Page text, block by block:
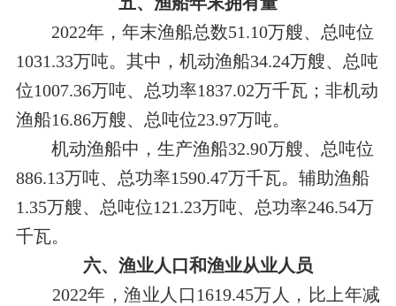
2022年，年末渔船总数51.10万艘、总吨位
1031.33万吨。其中，机动渔船34.24万艘、总吨
位1007.36万吨、总功率1837.02万千瓦；非机动
渔船16.86万艘、总吨位23.97万吨。
机动渔船中，生产渔船32.90万艘、总吨位
886.13万吨、总功率1590.47万千瓦。辅助渔船
1.35万艘、总吨位121.23万吨、总功率246.54万
千瓦。
六、渔业人口和渔业从业人员
2022年，渔业人口1619.45万人，比上年减